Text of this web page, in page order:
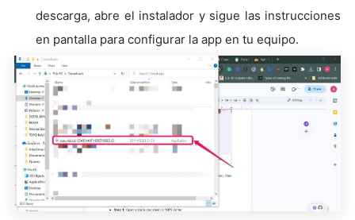
descarga, abre el instalador y sigue las instrucciones
en pantalla para configurar la app en tu equipo.